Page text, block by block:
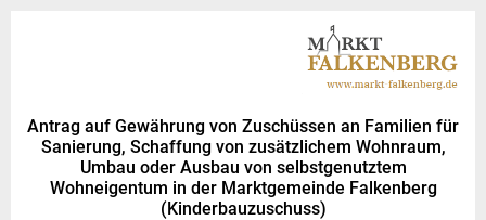
Antrag auf Gewährung von Zuschüssen an Familien für
Sanierung, Schaffung von zusätzlichem Wohnraum,
Umbau oder Ausbau von selbstgenutztem
Wohneigentum in der Marktgemeinde Falkenberg
(Kinderbauzuschuss)